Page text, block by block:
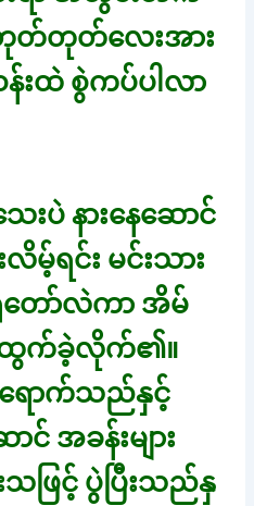
တုတ်တုတ်လေးအား
းထဲ စွဲကပ်ပါလာ
းပဲ နားနေဆောင်
ရင်း မင်းသား
ော်လဲကာ အိမ်
ထွက်ခဲ့လိုက်၏။
ောက်သည်နှင့်
င် အခန်းများ
သဖြင့် ပွဲပြီးသည်နှ